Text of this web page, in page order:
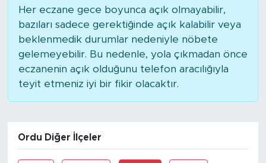
Her eczane gece boyunca açık olmayabilir,
bazıları sadece gerektiğinde açık kalabilir veya
beklenmedik durumlar nedeniyle nöbete
gelemeyebilir. Bu nedenle, yola çıkmadan önce
eczanenin açık olduğunu telefon aracılığıyla
teyit etmeniz iyi bir fikir olacaktır.
Ordu Diğer İlçeler
DİNİ
POLİTİKA